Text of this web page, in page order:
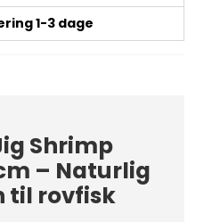
1-3 dage
Shrimp
– Naturlig
til rovfisk